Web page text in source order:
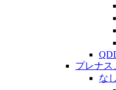
プレナス
な